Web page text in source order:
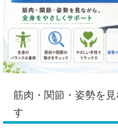
筋肉・関節・姿勢を
す